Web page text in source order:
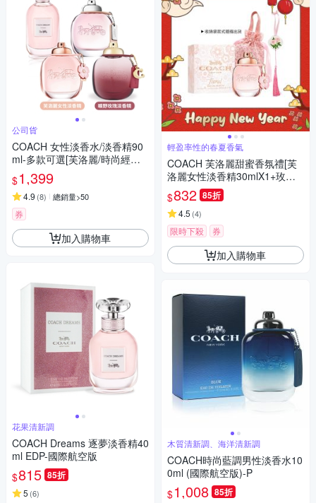
公司貨
COACH 女性淡香水/淡香精90
ml-多款可選[芙洛麗/時尚經典/
逐夢/曠野玫瑰]TESTER
$1,399
4.9 (8) 總銷量>50
券
加入購物車
花果清新調
COACH Dreams 逐夢淡香精40
ml EDP-國際航空版
$815 85折
5 (6)
輕盈率性的春夏香氣
COACH 芙洛麗甜蜜香氛禮[芙
洛麗女性淡香精30mlX1+玫瑰
擴香石掛飾-+收納袋]
$832 85折
4.5 (4)
限時下殺 券
加入購物車
木質清新調、海洋清新調
COACH時尚藍調男性淡香水10
0ml (國際航空版)-P
$1,008 85折